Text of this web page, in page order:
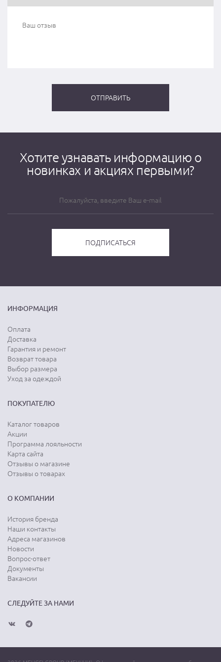
Хотите узнавать информацию о
новинках и акциях первыми?
ИНФОРМАЦИЯ
Оплата
Доставка
Гарантия и ремонт
Возврат товара
Выбор размера
Уход за одеждой
ПОКУПАТЕЛЮ
Каталог товаров
Акции
Программа лояльности
Карта сайта
Отзывы о магазине
Отзывы о товарах
О КОМПАНИИ
История бренда
Наши контакты
Адреса магазинов
Новости
Вопрос-ответ
Документы
Вакансии
СЛЕДУЙТЕ ЗА НАМИ